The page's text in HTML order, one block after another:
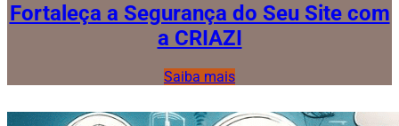
Fortaleça a Segurança do Seu Site com
a CRIAZI
Saiba mais